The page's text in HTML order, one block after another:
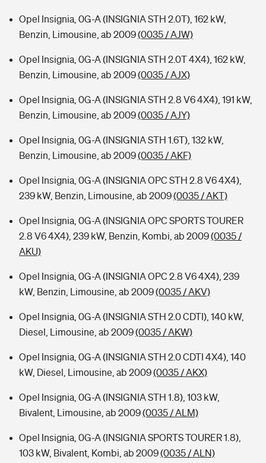
Opel Insignia, 0G-A (INSIGNIA STH 2.0T), 162 kW,
Benzin, Limousine, ab 2009(0035 / AJW)
Opel Insignia, 0G-A (INSIGNIA STH 2.0T 4X4), 162 kW,
Benzin, Limousine, ab 2009(0035 / AJX)
Opel Insignia, 0G-A (INSIGNIA STH 2.8 V6 4X4), 191 kW,
Benzin, Limousine, ab 2009(0035 / AJY)
Opel Insignia, 0G-A (INSIGNIA STH 1.6T), 132 kW,
Benzin, Limousine, ab 2009(0035 / AKF)
Opel Insignia, 0G-A (INSIGNIA OPC STH 2.8 V6 4X4),
239 kW, Benzin, Limousine, ab 2009(0035 / AKT)
Opel Insignia, 0G-A (INSIGNIA OPC SPORTS TOURER
2.8 V6 4X4), 239 kW, Benzin, Kombi, ab 2009(0035 /
AKU)
Opel Insignia, 0G-A (INSIGNIA OPC 2.8 V6 4X4), 239
kW, Benzin, Limousine, ab 2009(0035 / AKV)
Opel Insignia, 0G-A (INSIGNIA STH 2.0 CDTI), 140 kW,
Diesel, Limousine, ab 2009(0035 / AKW)
Opel Insignia, 0G-A (INSIGNIA STH 2.0 CDTI 4X4), 140
kW, Diesel, Limousine, ab 2009(0035 / AKX)
Opel Insignia, 0G-A (INSIGNIA STH 1.8), 103 kW,
Bivalent, Limousine, ab 2009(0035 / ALM)
Opel Insignia, 0G-A (INSIGNIA SPORTS TOURER 1.8),
103 kW, Bivalent, Kombi, ab 2009(0035 / ALN)